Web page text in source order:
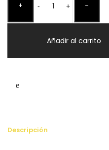
+ -Cruz
Gold
+ -
Añadir al carrito
Descripción